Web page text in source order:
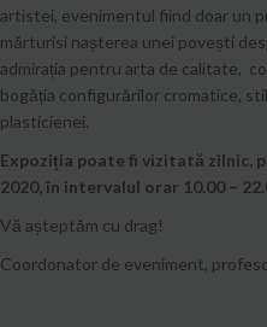
artistei, evenimentul fiind doar un
mărturisi nașterea unei povești
admirația pentru arta de calitate,
bogăția configurărilor cromatice,
plasticienei.
Expoziția poate fi vizitată zilnic,
2020, în intervalul orar 10.00 –
Vă așteptăm cu drag!
Coordonator de eveniment,